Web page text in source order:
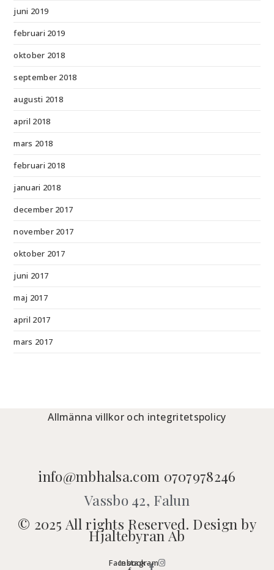
juni 2019
februari 2019
oktober 2018
september 2018
augusti 2018
april 2018
mars 2018
februari 2018
januari 2018
december 2017
november 2017
oktober 2017
juni 2017
maj 2017
april 2017
mars 2017
Allmänna villkor och integritetspolicy
info@mbhalsa.com 0707978246
Vassbo 42, Falun
© 2025 All rights Reserved. Design by
Hjaltebyran Ab
Facebook-
Instagram